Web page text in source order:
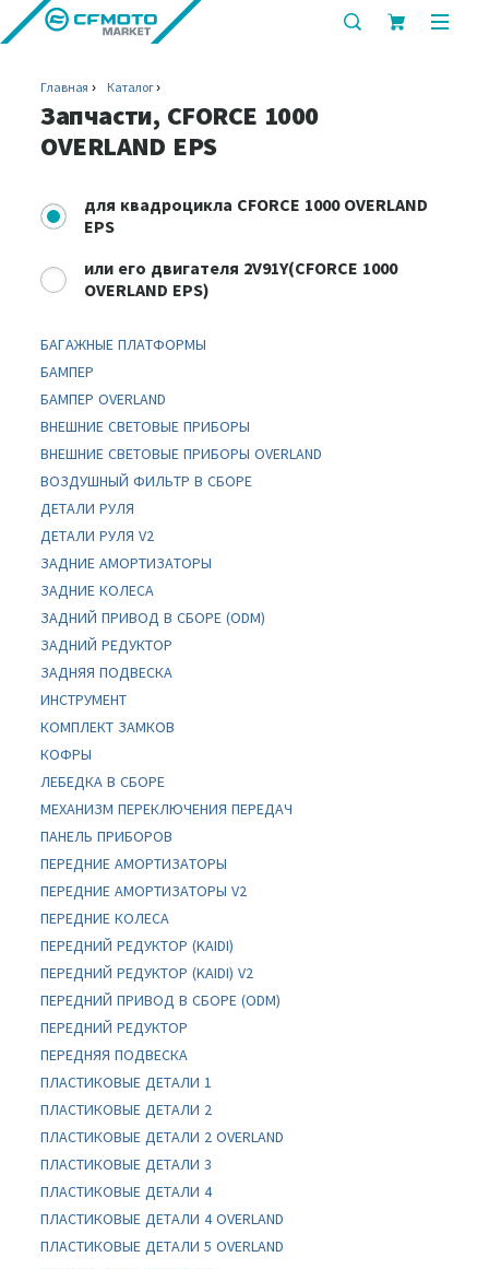
показать
Главная Каталог
Запчасти, CFORCE 1000
OVERLAND EPS
для квадроцикла CFORCE 1000 OVERLAND
EPS
или его двигателя 2V91Y(CFORCE 1000
OVERLAND EPS)
БАГАЖНЫЕ ПЛАТФОРМЫ
БАМПЕР
БАМПЕР OVERLAND
ВНЕШНИЕ СВЕТОВЫЕ ПРИБОРЫ
ВНЕШНИЕ СВЕТОВЫЕ ПРИБОРЫ OVERLAND
ВОЗДУШНЫЙ ФИЛЬТР В СБОРЕ
ДЕТАЛИ РУЛЯ
ДЕТАЛИ РУЛЯ V2
ЗАДНИЕ АМОРТИЗАТОРЫ
ЗАДНИЕ КОЛЕСА
ЗАДНИЙ ПРИВОД В СБОРЕ (ODM)
ЗАДНИЙ РЕДУКТОР
ЗАДНЯЯ ПОДВЕСКА
ИНСТРУМЕНТ
КОМПЛЕКТ ЗАМКОВ
КОФРЫ
ЛЕБЕДКА В СБОРЕ
МЕХАНИЗМ ПЕРЕКЛЮЧЕНИЯ ПЕРЕДАЧ
ПАНЕЛЬ ПРИБОРОВ
ПЕРЕДНИЕ АМОРТИЗАТОРЫ
ПЕРЕДНИЕ АМОРТИЗАТОРЫ V2
ПЕРЕДНИЕ КОЛЕСА
ПЕРЕДНИЙ РЕДУКТОР (KAIDI)
ПЕРЕДНИЙ РЕДУКТОР (KAIDI) V2
ПЕРЕДНИЙ ПРИВОД В СБОРЕ (ODM)
ПЕРЕДНИЙ РЕДУКТОР
ПЕРЕДНЯЯ ПОДВЕСКА
ПЛАСТИКОВЫЕ ДЕТАЛИ 1
ПЛАСТИКОВЫЕ ДЕТАЛИ 2
ПЛАСТИКОВЫЕ ДЕТАЛИ 2 OVERLAND
ПЛАСТИКОВЫЕ ДЕТАЛИ 3
ПЛАСТИКОВЫЕ ДЕТАЛИ 4
ПЛАСТИКОВЫЕ ДЕТАЛИ 4 OVERLAND
ПЛАСТИКОВЫЕ ДЕТАЛИ 5 OVERLAND